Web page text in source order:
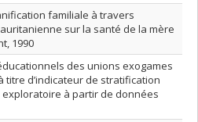
familiale à travers
sur la santé de la mère
1990
des unions exogames
titre d’indicateur de stratification
à partir de données